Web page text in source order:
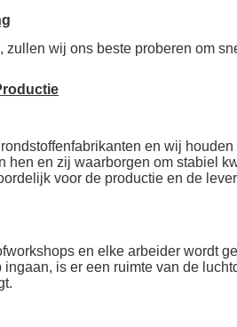
zullen wij ons beste proberen om
en wij
hen en zij waarborgen om stabiel
voor de productie en de
en elke arbeider wordt
is er een ruimte van de